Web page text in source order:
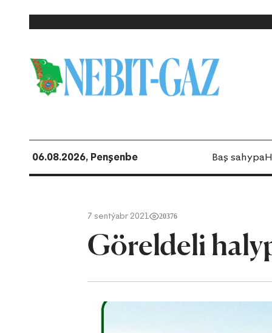
06.08.2026, Penşenbe Baş sahypa
7 sentýabr 2021 20376
Göreldeli